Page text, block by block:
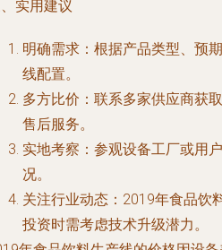
实用建议
明确需求：根据产品类型、预
线配置。
多方比价：联系多家供应商获
售后服务。
实地考察：参观设备工厂或用
况。
关注行业动态：2019年食品饮
投资时需考虑技术升级潜力。